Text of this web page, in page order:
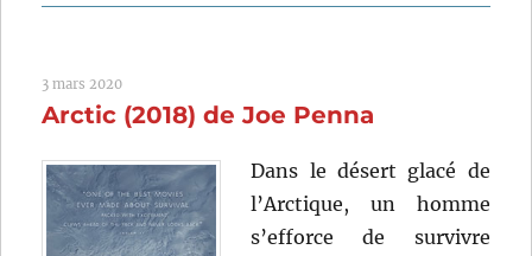
Charlie
olympiques
de
Bruce
Humberstone
3 mars 2020
Arctic (2018) de Joe Penna
Dans le désert glacé de
l’Arctique, un homme
s’efforce de survivre